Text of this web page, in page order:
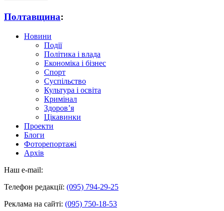
Полтавщина:
Новини
Події
Політика і влада
Економіка і бізнес
Спорт
Суспільство
Культура і освіта
Кримінал
Здоров’я
Цікавинки
Проекти
Блоги
Фоторепортажі
Архів
Наш e-mail:
Телефон редакції: (095) 794-29-25
Реклама на сайті: (095) 750-18-53